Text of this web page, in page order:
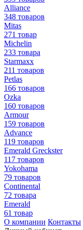
Alliance
348 товаров
Mitas
271 товар
Michelin
233 товара
Starmaxx
211 товаров
Petlas
166 товаров
Ozka
160 товаров
Armour
159 товаров
Advance
119 товаров
Emerald Greckster
117 товаров
Yokohama
79 товаров
Continental
72 товара
Emerald
61 товар
О компании Контакты